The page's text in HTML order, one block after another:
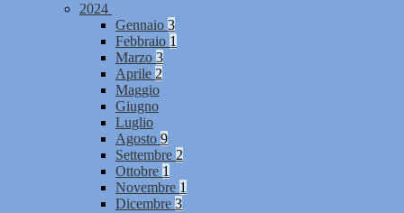
2024
Gennaio 3
Febbraio 1
Marzo 3
Aprile 2
Maggio
Giugno
Luglio
Agosto 9
Settembre 2
Ottobre 1
Novembre 1
Dicembre 3